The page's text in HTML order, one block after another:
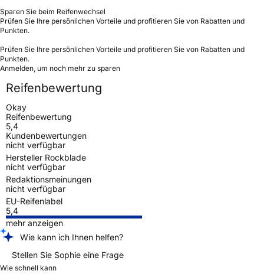
Sparen Sie beim Reifenwechsel
Prüfen Sie Ihre persönlichen Vorteile und profitieren Sie von Rabatten und
Punkten.
Prüfen Sie Ihre persönlichen Vorteile und profitieren Sie von Rabatten und
Punkten.
Anmelden, um noch mehr zu sparen
Reifenbewertung
Okay
Reifenbewertung
5,4
Kundenbewertungen
nicht verfügbar
Hersteller Rockblade
nicht verfügbar
Redaktionsmeinungen
nicht verfügbar
EU-Reifenlabel
5,4
mehr anzeigen
Wie kann ich Ihnen helfen?
Stellen Sie Sophie eine Frage
Wie schnell kann